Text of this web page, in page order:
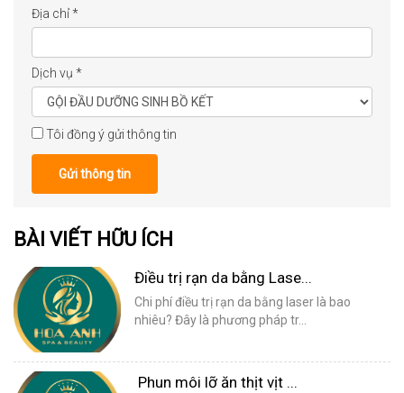
Địa chỉ*
Dịch vụ *
Tôi đồng ý gửi thông tin
Gửi thông tin
BÀI VIẾT HỮU ÍCH
Điều trị rạn da bằng Lase...
Chi phí điều trị rạn da bằng laser là bao
nhiêu? Đây là phương pháp tr...
Phun môi lỡ ăn thịt vịt ...